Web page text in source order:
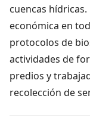
cuencas
económica en
protocolos de
actividades de
predios y
recolección de